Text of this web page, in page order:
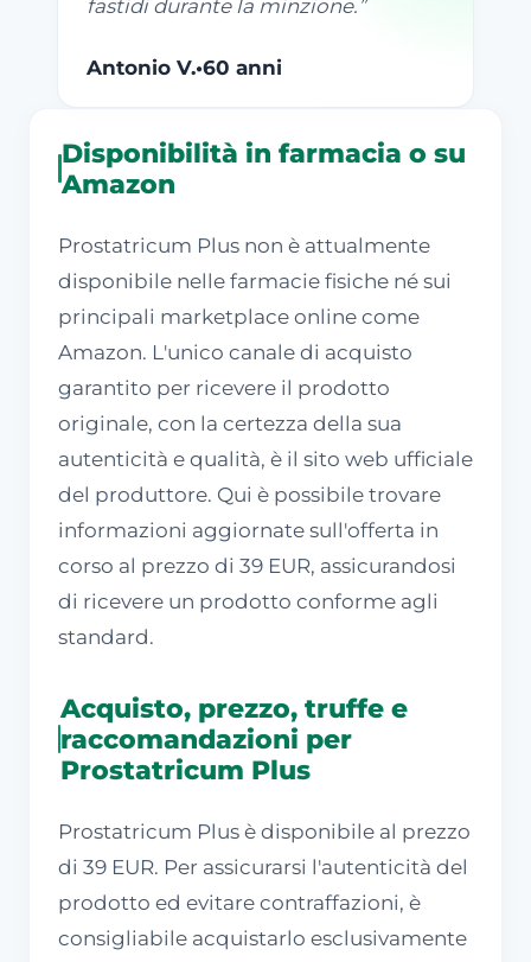
fastidi durante la minzione. ”
Antonio V.•60 anni
Disponibilità in farmacia o su
Amazon
Prostatricum Plus non è attualmente
disponibile nelle farmacie fisiche né sui
principali marketplace online come
Amazon. L'unico canale di acquisto
garantito per ricevere il prodotto
originale, con la certezza della sua
autenticità e qualità, è il sito web ufficiale
del produttore. Qui è possibile trovare
informazioni aggiornate sull'offerta in
corso al prezzo di 39 EUR, assicurandosi
di ricevere un prodotto conforme agli
standard.
Acquisto, prezzo, truffe e
raccomandazioni per
Prostatricum Plus
Prostatricum Plus è disponibile al prezzo
di 39 EUR. Per assicurarsi l'autenticità del
prodotto ed evitare contraffazioni, è
consigliabile acquistarlo esclusivamente